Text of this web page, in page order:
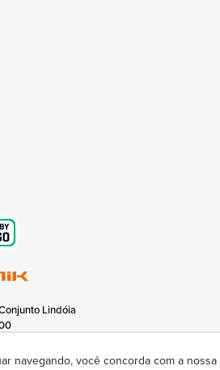
Lindóia
às 17h50
navegando, você concorda com a nossa